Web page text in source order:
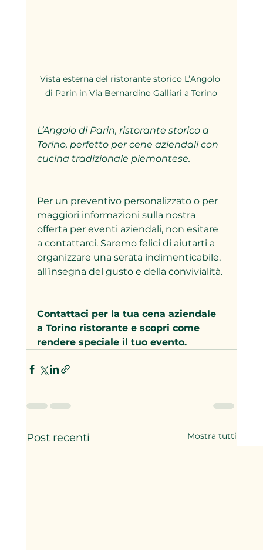
Vista esterna del ristorante storico L’Angolo
di Parin in Via Bernardino Galliari a Torino
L’Angolo di Parin, ristorante storico a
Torino, perfetto per cene aziendali con
cucina tradizionale piemontese.
Per un preventivo personalizzato o per
maggiori informazioni sulla nostra
offerta per eventi aziendali, non esitare
a contattarci. Saremo felici di aiutarti a
organizzare una serata indimenticabile,
all’insegna del gusto e della convivialità.
Contattaci per la tua cena aziendale
a Torino ristorante e scopri come
rendere speciale il tuo evento.
Post recenti Mostra tutti